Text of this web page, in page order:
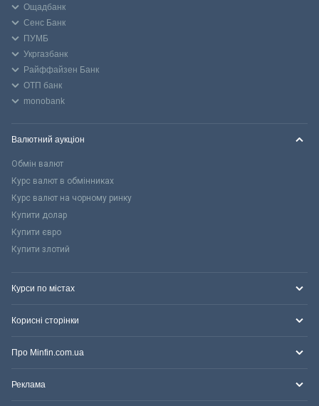
Ощадбанк
Сенс Банк
ПУМБ
Укргазбанк
Райффайзен Банк
ОТП банк
monobank
Валютний аукціон
Обмін валют
Курс валют в обмінниках
Курс валют на чорному ринку
Купити долар
Купити євро
Купити злотий
Курси по містах
Корисні сторінки
Про Minfin.com.ua
Реклама